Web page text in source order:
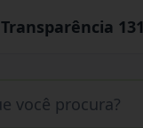
Transparência 131